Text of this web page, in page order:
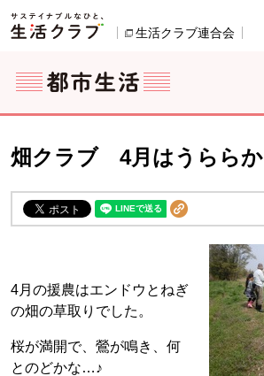
ページの先頭です。
生活クラブ連合会
ここからサイト内共通メニューです。
サイト内共通メニューをスキップする
サイト内共通メニューここまで。
畑クラブ 4月はうららか
4月の援農はエンドウとねぎ
の畑の草取りでした。
桜が満開で、鶯が鳴き、何
とのどかな…♪